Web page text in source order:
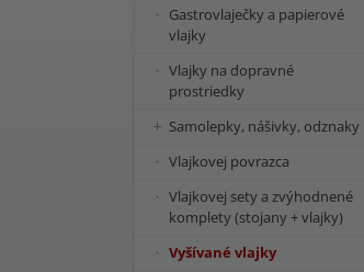
Gastrovlaječky a papierové
vlajky
Vlajky na dopravné
prostriedky
Samolepky, nášivky, odznaky
Vlajkovej povrazca
Vlajkovej sety a zvýhodnené
komplety (stojany + vlajky)
Vyšívané vlajky